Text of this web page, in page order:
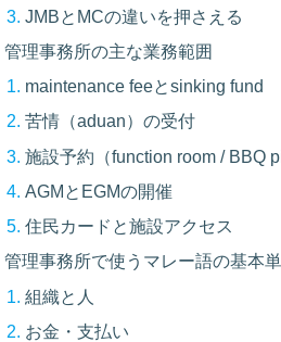
JMBとMCの違いを押さえる
管理事務所の主な業務範囲
maintenance feeとsinking fund
苦情（aduan）の受付
施設予約（function room / BBQ
AGMとEGMの開催
住民カードと施設アクセス
管理事務所で使うマレー語の基本
組織と人
お金・支払い